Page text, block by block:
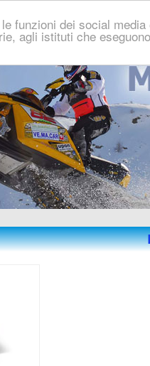
funzioni dei social
agli istituti che